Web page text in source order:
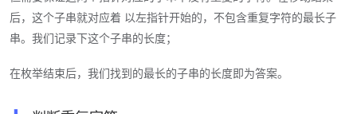
后，这个子串就对应着 以左指针开始的，不包含重复字符的最长子
串。我们记录下这个子串的长度；
在枚举结束后，我们找到的最长的子串的长度即为答案。